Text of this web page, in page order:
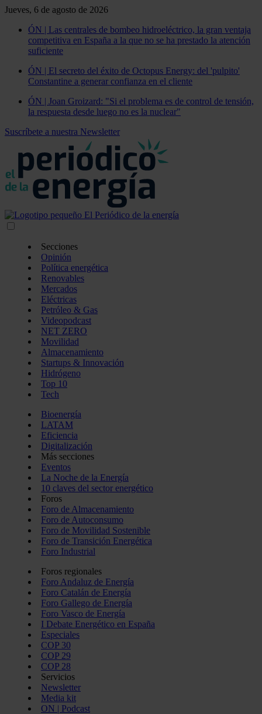
Jueves, 6 de agosto de 2026
ÓN | Las centrales de bombeo hidroeléctrico, la gran ventaja
competitiva en España a la que no se ha prestado la atención
suficiente
ÓN | El secreto del éxito de Octopus Energy: del 'pulpito'
Constantine a generar confianza en el cliente
ÓN | Joan Groizard: "Si el problema es de control de tensión,
la respuesta desde luego no es la nuclear"
Suscríbete a nuestra Newsletter
Secciones
Opinión
Política energética
Renovables
Mercados
Eléctricas
Petróleo & Gas
Videopodcast
NET ZERO
Movilidad
Almacenamiento
Startups & Innovación
Hidrógeno
Top 10
Tech
Bioenergía
LATAM
Eficiencia
Digitalización
Más secciones
Eventos
La Noche de la Energía
10 claves del sector energético
Foros
Foro de Almacenamiento
Foro de Autoconsumo
Foro de Movilidad Sostenible
Foro de Transición Energética
Foro Industrial
Foros regionales
Foro Andaluz de Energía
Foro Catalán de Energía
Foro Gallego de Energía
Foro Vasco de Energía
I Debate Energético en España
Especiales
COP 30
COP 29
COP 28
Servicios
Newsletter
Media kit
ON | Podcast